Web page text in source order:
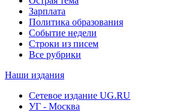
Зарплата
Политика образования
Событие недели
Строки из писем
Все рубрики
Наши издания
Сетевое издание UG.RU
УГ - Москва